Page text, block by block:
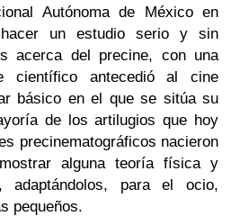
Autónoma de México en
un estudio serio y sin
acerca del precine, con una
científico antecedió al cine
básico en el que se sitúa su
de los artilugios que hoy
precinematográficos nacieron
alguna teoría física y
adaptándolos, para el ocio,
pequeños.